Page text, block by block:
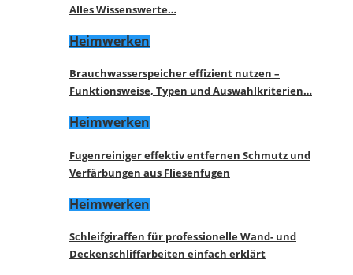
Alles Wissenswerte…
Heimwerken
Brauchwasserspeicher effizient nutzen –
Funktionsweise, Typen und Auswahlkriterien…
Heimwerken
Fugenreiniger effektiv entfernen Schmutz und
Verfärbungen aus Fliesenfugen
Heimwerken
Schleifgiraffen für professionelle Wand- und
Deckenschliffarbeiten einfach erklärt